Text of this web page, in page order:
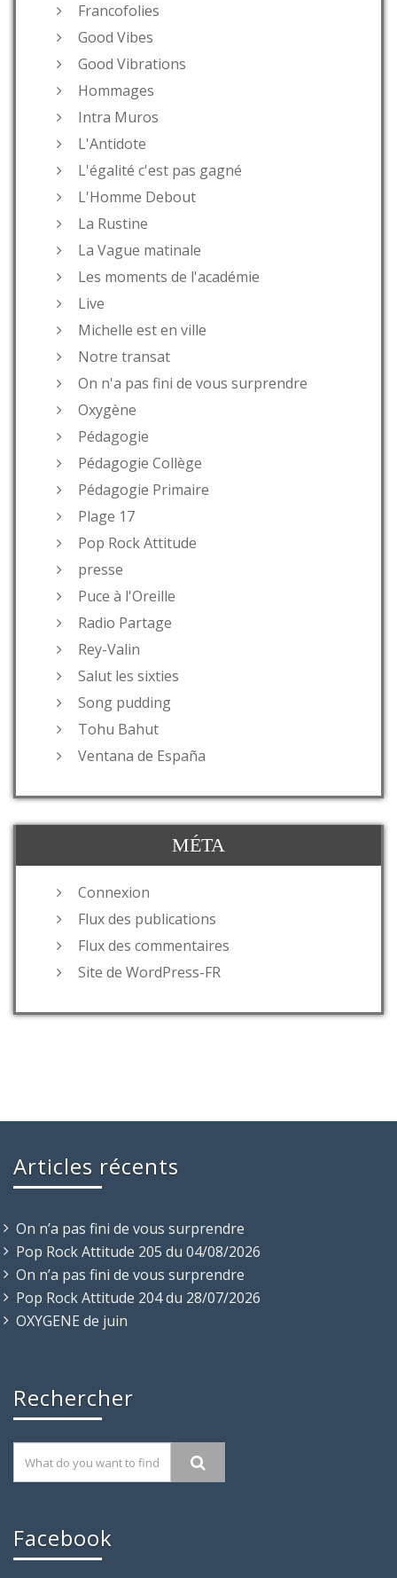
Francofolies
Good Vibes
Good Vibrations
Hommages
Intra Muros
L'Antidote
L'égalité c'est pas gagné
L'Homme Debout
La Rustine
La Vague matinale
Les moments de l'académie
Live
Michelle est en ville
Notre transat
On n'a pas fini de vous surprendre
Oxygène
Pédagogie
Pédagogie Collège
Pédagogie Primaire
Plage 17
Pop Rock Attitude
presse
Puce à l'Oreille
Radio Partage
Rey-Valin
Salut les sixties
Song pudding
Tohu Bahut
Ventana de España
MÉTA
Connexion
Flux des publications
Flux des commentaires
Site de WordPress-FR
Articles récents
On n’a pas fini de vous surprendre
Pop Rock Attitude 205 du 04/08/2026
On n’a pas fini de vous surprendre
Pop Rock Attitude 204 du 28/07/2026
OXYGENE de juin
Rechercher
Facebook